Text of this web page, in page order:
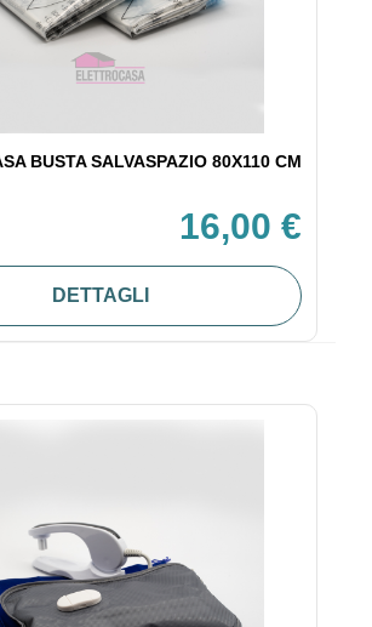
BUSTA SALVASPAZIO 80X110 CM
16,00 €
DETTAGLI